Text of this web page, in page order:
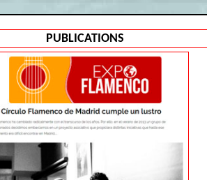
PUBLICATIONS